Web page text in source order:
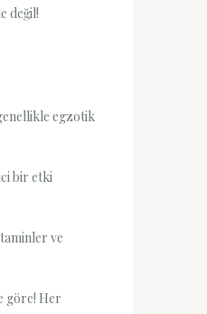
değil!
egzotik
bir etki
ve
göre! Her